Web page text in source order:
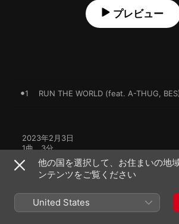
プレビュー
1 RUN THE WORLD (feat. A-THUG,
2023年2月3日
1曲、3分
℗ 2023 MAD13RECORDS
他の国を選択して、お住まいの地
ンテンツをご覧ください
United States